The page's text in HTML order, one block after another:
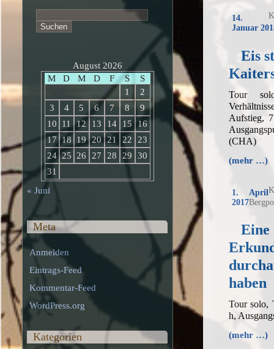
14.
Januar
Eis
Tour
Aufstieg,
(CHA)
(mehr …)
1. April
2017
Eine
haben
Tour solo,
h,
(mehr …)
nach:
August 2026
M
D M D F S
S
1
2
3
4 5 6 7 8
9
10
11 12 13 14 15
16
17 18 19 20 21 22
23
24 25 26 27 28 29
30
31
« Juni
Meta
Anmelden
Eintrags-Feed
Kommentar-Feed
WordPress.org
Kategorien